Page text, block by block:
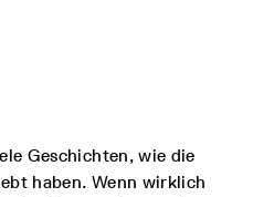
Geschichten, wie die
haben. Wenn wirklich